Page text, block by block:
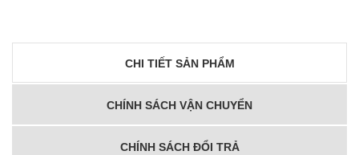
CHI TIẾT SẢN PHẨM
CHÍNH SÁCH VẬN CHUYỂN
CHÍNH SÁCH ĐỔI TRẢ